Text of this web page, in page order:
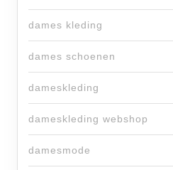
dames kleding
dames schoenen
dameskleding
dameskleding webshop
damesmode